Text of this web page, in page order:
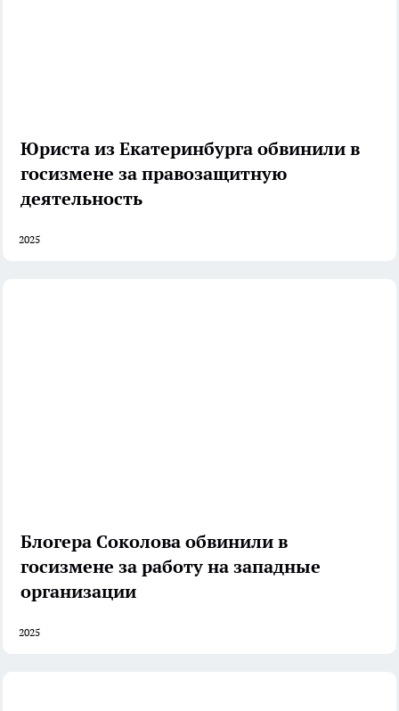
Юриста из Екатеринбурга обвинили в
госизмене за правозащитную
деятельность
2025
Блогера Соколова обвинили в
госизмене за работу на западные
организации
2025